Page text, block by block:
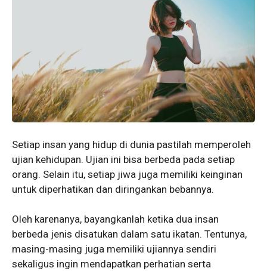
Setiap insan yang hidup di dunia pastilah memperoleh
ujian kehidupan. Ujian ini bisa berbeda pada setiap
orang. Selain itu, setiap jiwa juga memiliki keinginan
untuk diperhatikan dan diringankan bebannya.
Oleh karenanya, bayangkanlah ketika dua insan
berbeda jenis disatukan dalam satu ikatan. Tentunya,
masing-masing juga memiliki ujiannya sendiri
sekaligus ingin mendapatkan perhatian serta